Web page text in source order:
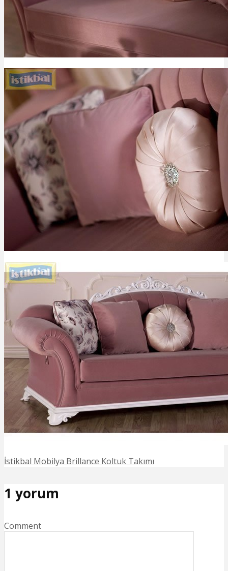
İstikbal Mobilya Brillance Koltuk Takımı
1 yorum
Comment